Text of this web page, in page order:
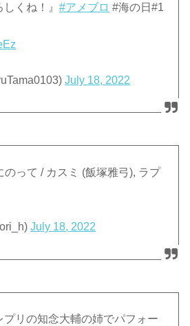
しくね！』#アメブロ #海の日#1
July 18, 2022
のって / カスミ (飯塚雅弓), ラプ
July 18, 2022
リの知念大輔の姉でパフォー